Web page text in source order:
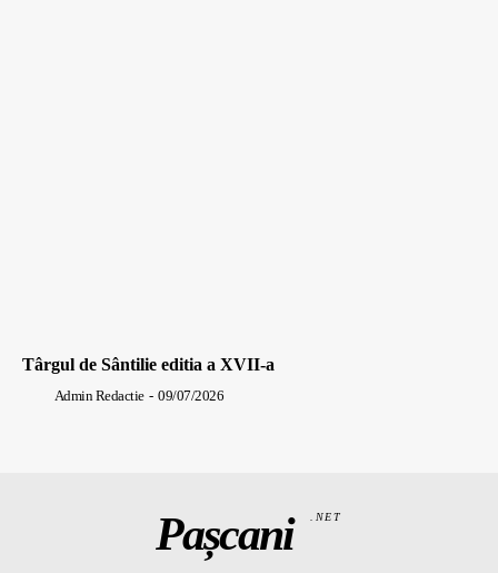
Târgul de Sântilie editia a XVII-a
Admin Redactie - 09/07/2026
Pașcani .NET